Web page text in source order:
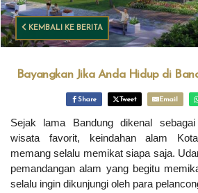
KEMBALI KE BERITA
Bayangkan Jika Anda Hidup di
Share Tweet Email
Sejak lama Bandung dikenal
wisata favorit, keindahan alam
memang selalu memikat siapa saja.
pemandangan alam yang begitu
selalu ingin dikunjungi oleh para